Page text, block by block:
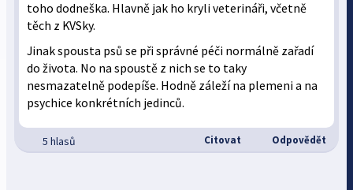
toho dodneška. Hlavně jak ho kryli veterináři, včetně
těch z KVSky.
Jinak spousta psů se při správné péči normálně zařadí
do života. No na spoustě z nich se to taky
nesmazatelně podepíše. Hodně záleží na plemeni a na
psychice konkrétních jedinců.
5 hlasů Citovat Odpovědět